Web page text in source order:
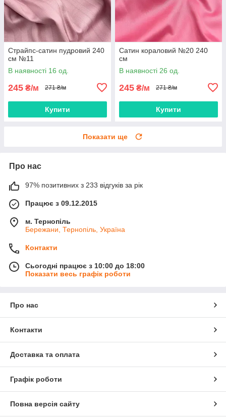
Страйпс-сатин пудровий 240
см №11
В наявності 16 од.
245 ₴/м 271 ₴/м
Купити
Сатин кораловий №20 240
см
В наявності 26 од.
245 ₴/м 271 ₴/м
Купити
Показати ще
Про нас
97% позитивних з 233 відгуків за рік
Працює з 09.12.2015
м. Тернопіль
Бережани, Тернопіль, Україна
Контакти
Сьогодні працює з 10:00 до 18:00
Показати весь графік роботи
Про нас
Контакти
Доставка та оплата
Графік роботи
Повна версія сайту